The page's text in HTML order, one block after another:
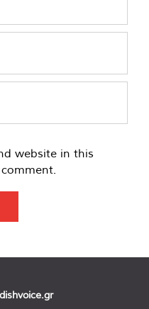
website in this